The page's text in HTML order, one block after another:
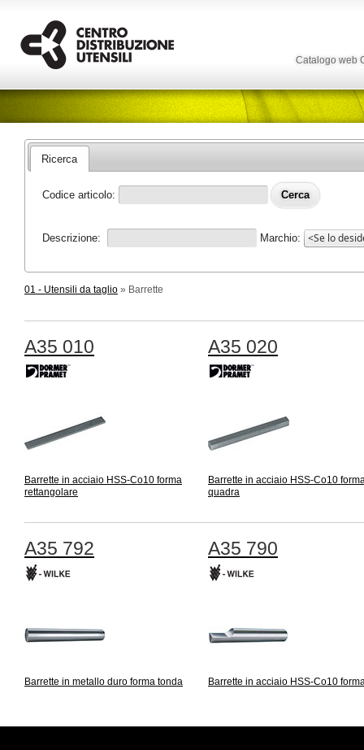
Catalogo web
Ricerca
Codice articolo:
Descrizione: Marchio:
01 - Utensili da taglio » Barrette
A35 010
Barrette in acciaio HSS-Co10 forma
rettangolare
A35 020
Barrette in acciaio HSS-Co10
quadra
A35 792
Barrette in metallo duro forma tonda
A35 790
Barrette in acciaio HSS-Co10